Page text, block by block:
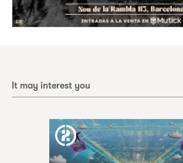
It may interest you